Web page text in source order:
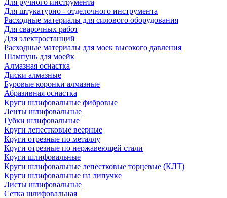
Для ручного инструмента
Для штукатурно - отделочного инструмента
Расходные материалы для силового оборудования
Для сварочных работ
Для электростанций
Расходные материалы для моек высокого давления
Шампунь для моейк
Алмазная оснастка
Диски алмазные
Буровые коронки алмазные
Абразивная оснастка
Круги шлифовальные фибровые
Ленты шлифовальные
Губки шлифовальные
Круги лепестковые веерные
Круги отрезные по металлу
Круги отрезные по нержавеющей стали
Круги шлифовальные
Круги шлифовальные лепестковые торцевые (КЛТ)
Круги шлифовальные на липучке
Листы шлифовальные
Сетка шлифовальная